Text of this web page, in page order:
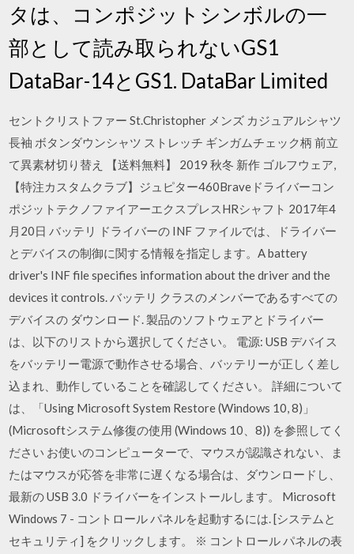
タは、コンポジットシンボルの一
部として読み取られないGS1
DataBar-14とGS1. DataBar Limited
セントクリストファー St.Christopher メンズ カジュアルシャツ
長袖 ボタンダウンシャツ ストレッチ ギンガムチェック柄 前立
て異素材切り替え 【送料無料】 2019 秋冬 新作 ゴルフウェア,
【特注カスタムクラブ】ジュピター460Braveドライバーコン
ポジットテクノファイアーエクスプレスHRシャフト 2017年4
月20日 バッテリ ドライバーの INF ファイルでは、ドライバー
とデバイスの制御に関する情報を指定します。A battery
driver's INF file specifies information about the driver and the
devices it controls. バッテリ クラスのメンバーであるすべての
デバイスの ダウンロード. 製品のソフトウェアとドライバー
は、以下のリストから選択してください。 電源: USB デバイス
をバッテリー電源で動作させる場合、バッテリーが正しく差し
込まれ、動作していることを確認してください。 詳細について
は、「Using Microsoft System Restore (Windows 10, 8)」
(Microsoftシステム修復の使用 (Windows 10、8)) を参照してく
ださい お使いのコンピューターで、マウスが認識されない、ま
たはマウスが応答を非常に遅くなる場合は、ダウンロードし、
最新の USB 3.0 ドライバーをインストールします。 Microsoft
Windows 7 - コントロール パネルを起動するには. [システムと
セキュリティ] をクリックします。 ※ コントロール パネルの表